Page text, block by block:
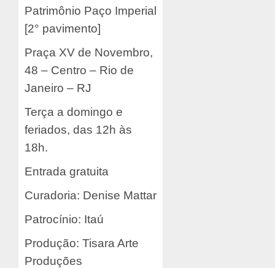
Patrimônio Paço Imperial
[2° pavimento]
Praça XV de Novembro,
48 – Centro – Rio de
Janeiro – RJ
Terça a domingo e
feriados, das 12h às
18h.
Entrada gratuita
Curadoria: Denise Mattar
Patrocínio: Itaú
Produção: Tisara Arte
Produções